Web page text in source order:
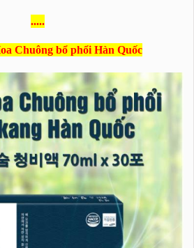
.....
Chuông bổ phổi Hàn Quốc